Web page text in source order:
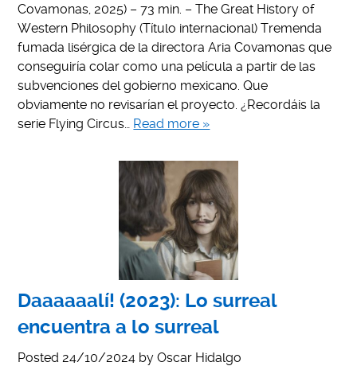
Covamonas, 2025) – 73 min. – The Great History of
Western Philosophy (Título internacional) Tremenda
fumada lisérgica de la directora Aria Covamonas que
conseguiría colar como una película a partir de las
subvenciones del gobierno mexicano. Que
obviamente no revisarían el proyecto. ¿Recordáis la
serie Flying Circus… Read more »
Daaaaaalí! (2023): Lo surreal
encuentra a lo surreal
Posted 24/10/2024 byOscar Hidalgo